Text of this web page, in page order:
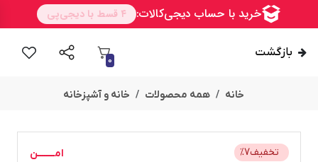
بازگشت
0
خانه همه محصولات خانه و آشپزخانه
امــــــــن تخفیف %7